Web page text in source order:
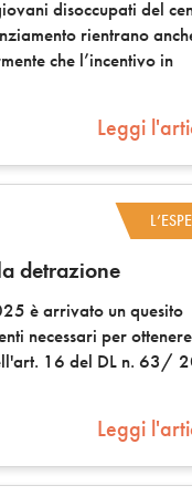
disoccupati del
rientrano
che l’incentivo in
Leggi
detrazione
è arrivato un quesito
necessari per
16 del DL n. 63/
Leggi